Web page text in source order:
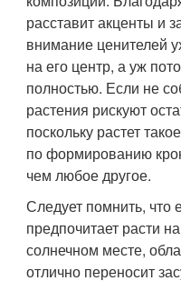
расставит акценты и
внимание ценителей
на его центр, а уж
полностью. Если не
растения рискуют
поскольку растет
по формированию
чем любое другое.
Следует помнить, что
предпочитает расти
солнечном месте,
отлично переносит